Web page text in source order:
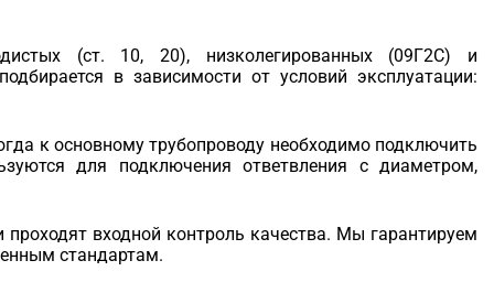
(ст. 10, 20), низколегированных (09Г2С) и
в зависимости от условий эксплуатации:
к основному трубопроводу необходимо подключить
для подключения ответвления с диаметром,
входной контроль качества. Мы гарантируем
стандартам.